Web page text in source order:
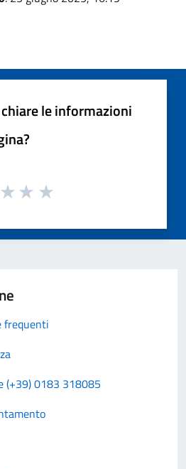
le informazioni
frequenti
(+39) 0183 318085